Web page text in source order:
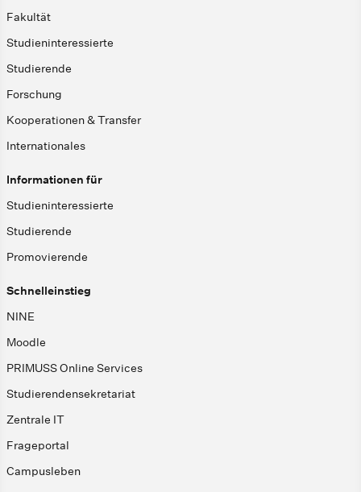
Fakultät
Studieninteressierte
Studierende
Forschung
Kooperationen & Transfer
Internationales
Informationen für
Studieninteressierte
Studierende
Promovierende
Schnelleinstieg
NINE
Moodle
PRIMUSS Online Services
Studierendensekretariat
Zentrale IT
Frageportal
Campusleben